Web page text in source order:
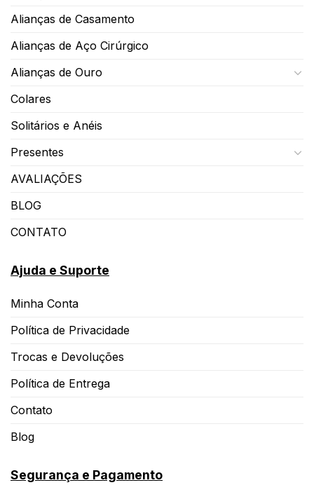
Alianças de Casamento
Alianças de Aço Cirúrgico
Alianças de Ouro
Colares
Solitários e Anéis
Presentes
AVALIAÇÕES
BLOG
CONTATO
Ajuda e Suporte
Minha Conta
Política de Privacidade
Trocas e Devoluções
Política de Entrega
Contato
Blog
Segurança e Pagamento